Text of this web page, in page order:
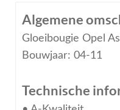
Algemene
Gloeibougie Opel
Bouwjaar: 04-11
Technische